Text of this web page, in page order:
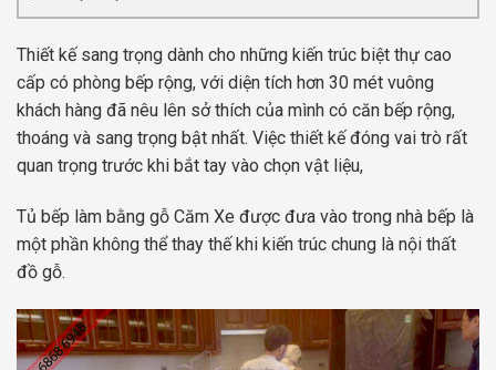
Thiết kế sang trọng dành cho những kiến trúc biệt thự cao
cấp có phòng bếp rộng, với diện tích hơn 30 mét vuông
khách hàng đã nêu lên sở thích của mình có căn bếp rộng,
thoáng và sang trọng bật nhất. Việc thiết kế đóng vai trò rất
quan trọng trước khi bắt tay vào chọn vật liệu,
Tủ bếp làm bằng gỗ Căm Xe được đưa vào trong nhà bếp là
một phần không thể thay thế khi kiến trúc chung là nội thất
đồ gỗ.